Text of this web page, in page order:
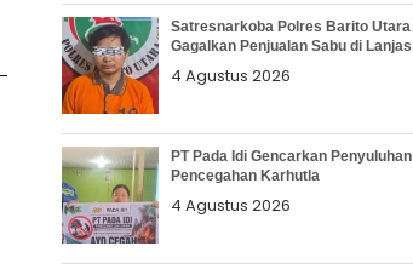
Satresnarkoba Polres Barito Utara
Gagalkan Penjualan Sabu di Lanjas
4 Agustus 2026
PT Pada Idi Gencarkan Penyuluhan
Pencegahan Karhutla
4 Agustus 2026